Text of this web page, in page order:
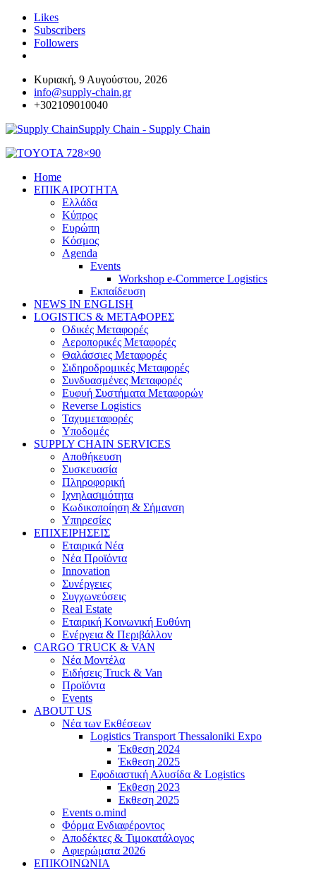
Likes
Subscribers
Followers
Κυριακή, 9 Αυγούστου, 2026
info@supply-chain.gr
+302109010040
Supply Chain - Supply Chain
Home
ΕΠΙΚΑΙΡΟΤΗΤΑ
Ελλάδα
Κύπρος
Ευρώπη
Κόσμος
Agenda
Events
Workshop e-Commerce Logistics
Εκπαίδευση
NEWS IN ENGLISH
LOGISTICS & ΜΕΤΑΦΟΡΕΣ
Οδικές Μεταφορές
Αεροπορικές Μεταφορές
Θαλάσσιες Μεταφορές
Σιδηροδρομικές Μεταφορές
Συνδυασμένες Μεταφορές
Ευφυή Συστήματα Μεταφορών
Reverse Logistics
Ταχυμεταφορές
Υποδομές
SUPPLY CHAIN SERVICES
Αποθήκευση
Συσκευασία
Πληροφορική
Ιχνηλασιμότητα
Κωδικοποίηση & Σήμανση
Υπηρεσίες
ΕΠΙΧΕΙΡΗΣΕΙΣ
Εταιρικά Νέα
Νέα Προϊόντα
Innovation
Συνέργειες
Συγχωνεύσεις
Real Estate
Εταιρική Κοινωνική Ευθύνη
Ενέργεια & Περιβάλλον
CARGO TRUCK & VAN
Νέα Μοντέλα
Ειδήσεις Truck & Van
Προϊόντα
Events
ABOUT US
Νέα των Εκθέσεων
Logistics Transport Thessaloniki Expo
Έκθεση 2024
Έκθεση 2025
Εφοδιαστική Αλυσίδα & Logistics
Έκθεση 2023
Εκθεση 2025
Events o.mind
Φόρμα Ενδιαφέροντος
Αποδέκτες & Τιμοκατάλογος
Αφιερώματα 2026
ΕΠΙΚΟΙΝΩΝΙΑ